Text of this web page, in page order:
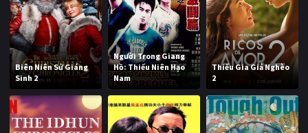
Biên Niên Sử Giáng
Sinh 2
Người Trong Giang
Hồ: Thiếu Niên Hạo
Nam
Thiếu Gia Giả Nghèo
2